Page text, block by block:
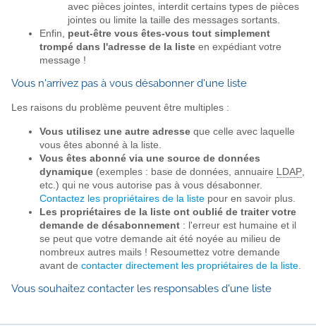
avec pièces jointes, interdit certains types de pièces
jointes ou limite la taille des messages sortants.
Enfin, peut-être vous êtes-vous tout simplement
trompé dans l'adresse de la liste en expédiant votre
message !
Vous n'arrivez pas à vous désabonner d'une liste
Les raisons du problème peuvent être multiples :
Vous utilisez une autre adresse que celle avec laquelle
vous êtes abonné à la liste.
Vous êtes abonné via une source de données
dynamique (exemples : base de données, annuaire LDAP
etc.) qui ne vous autorise pas à vous désabonner.
Contactez les propriétaires de la liste pour en savoir plus.
Les propriétaires de la liste ont oublié de traiter votre
demande de désabonnement : l'erreur est humaine et il
se peut que votre demande ait été noyée au milieu de
nombreux autres mails ! Resoumettez votre demande
avant de contacter directement les propriétaires de la liste
Vous souhaitez contacter les responsables d'une liste